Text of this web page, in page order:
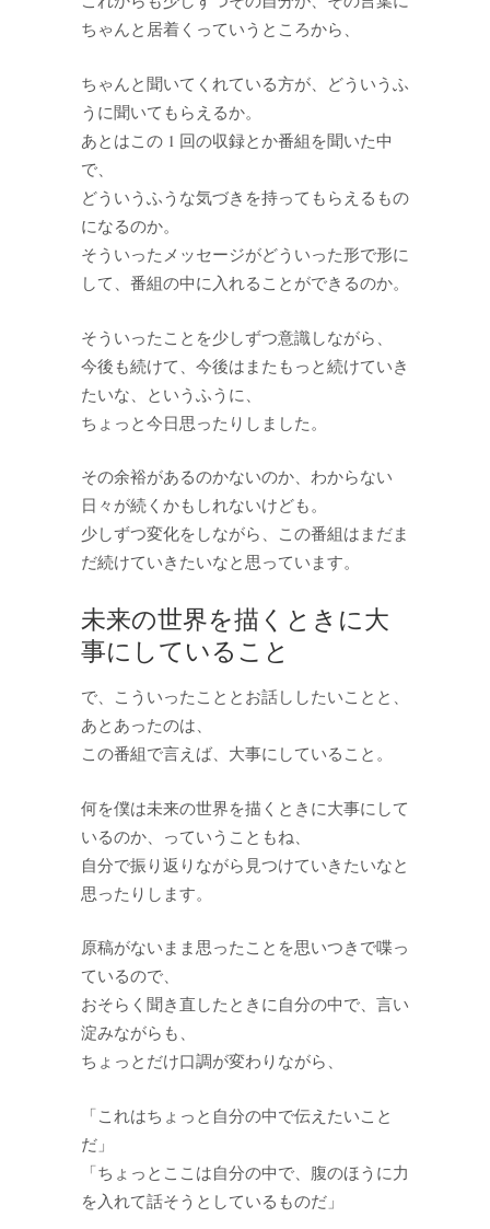
ちゃんと居着くっていうところから、
ちゃんと聞いてくれている方が、どういうふ
うに聞いてもらえるか。
あとはこの 1 回の収録とか番組を聞いた中
で、
どういうふうな気づきを持ってもらえるもの
になるのか。
そういったメッセージがどういった形で形に
して、番組の中に入れることができるのか。
そういったことを少しずつ意識しながら、
今後も続けて、今後はまたもっと続けていき
たいな、というふうに、
ちょっと今日思ったりしました。
その余裕があるのかないのか、わからない
日々が続くかもしれないけども。
少しずつ変化をしながら、この番組はまだま
だ続けていきたいなと思っています。
未来の世界を描くときに大
事にしていること
で、こういったこととお話ししたいことと、
あとあったのは、
この番組で言えば、大事にしていること。
何を僕は未来の世界を描くときに大事にして
いるのか、っていうこともね、
自分で振り返りながら見つけていきたいなと
思ったりします。
原稿がないまま思ったことを思いつきで喋っ
ているので、
おそらく聞き直したときに自分の中で、言い
淀みながらも、
ちょっとだけ口調が変わりながら、
「これはちょっと自分の中で伝えたいこと
だ」
「ちょっとここは自分の中で、腹のほうに力
を入れて話そうとしているものだ」